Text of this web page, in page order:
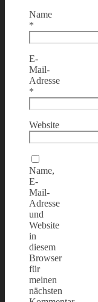
Name
*
E-
Mail-
Adresse
*
Website
Name,
E-
Mail-
Adresse
und
Website
in
diesem
Browser
für
meinen
nächsten